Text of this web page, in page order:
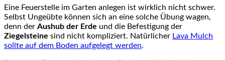
Eine Feuerstelle im Garten anlegen ist wirklich nicht schwer.
Selbst Ungeübte können sich an eine solche Übung wagen,
denn der Aushub der Erde und die Befestigung der
Ziegelsteine sind nicht kompliziert. Natürlicher Lava Mulch
sollte auf dem Boden aufgelegt werden.